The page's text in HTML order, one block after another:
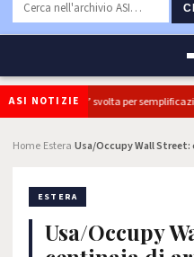
ASI NOTIZIE
ok Camera e’ svolta per
Home Estera Usa/Occupy Wall
ESTERA
Usa/Occupy